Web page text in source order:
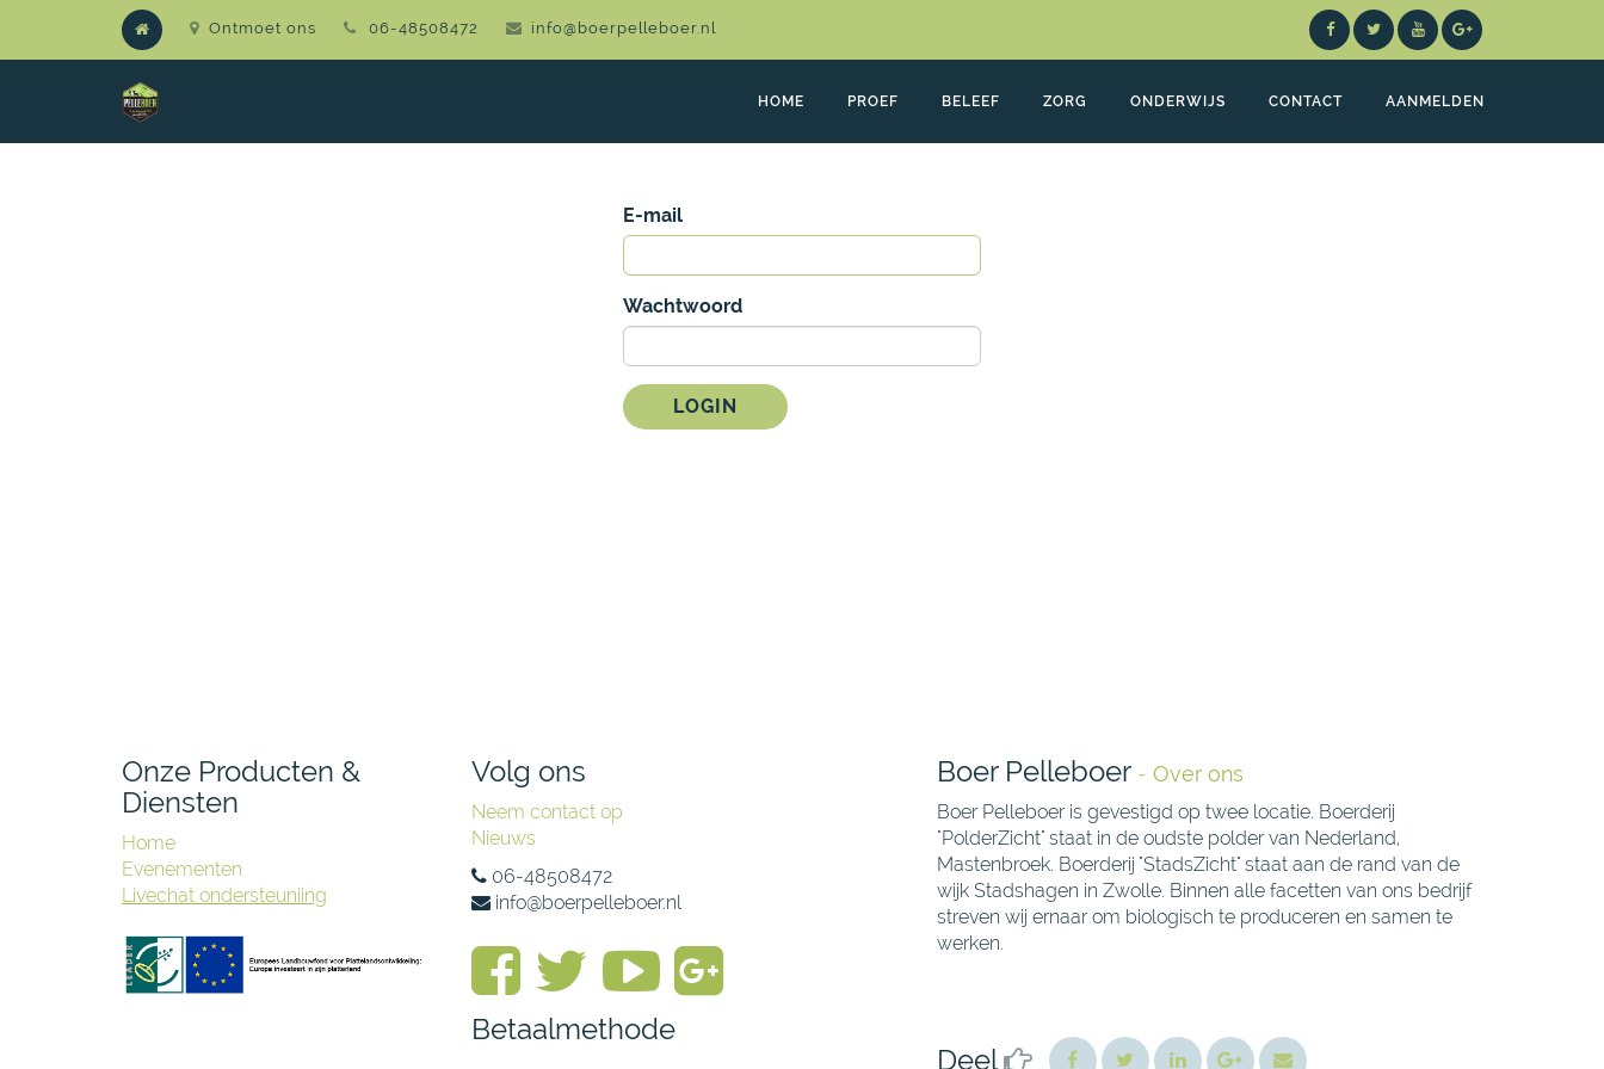
Ontmoet ons 06-48508472 info@boerpelleboer.nl
HOME PROEF BELEEF ZORG ONDERWIJS CONTACT AANMELDEN
E-mail
Wachtwoord
LOGIN
Onze Producten &
Diensten
Home
Evenementen
Livechat ondersteuniing
Volg ons
Neem contact op
Nieuws
06-48508472
info@boerpelleboer.nl
Betaalmethode
Boer Pelleboer - Over ons
Boer Pelleboer is gevestigd op twee locatie. Boerderij
"PolderZicht" staat in de oudste polder van Nederland,
Mastenbroek. Boerderij "StadsZicht" staat aan de rand van de
wijk Stadshagen in Zwolle. Binnen alle facetten van ons bedrijf
streven wij ernaar om biologisch te produceren en samen te
werken.
Deel